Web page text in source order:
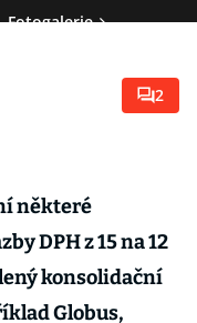
Fotogalerie
2
některé
DPH z 15 na 12
konsolidační
Globus,